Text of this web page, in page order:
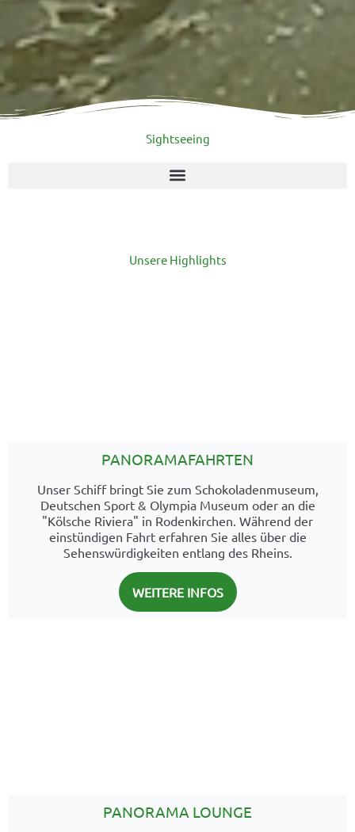
Sightseeing
Unsere Highlights
PANORAMAFAHRTEN
Unser Schiff bringt Sie zum Schokoladenmuseum,
Deutschen Sport & Olympia Museum oder an die
"Kölsche Riviera" in Rodenkirchen. Während der
einstündigen Fahrt erfahren Sie alles über die
Sehenswürdigkeiten entlang des Rheins.
WEITERE INFOS
PANORAMA LOUNGE